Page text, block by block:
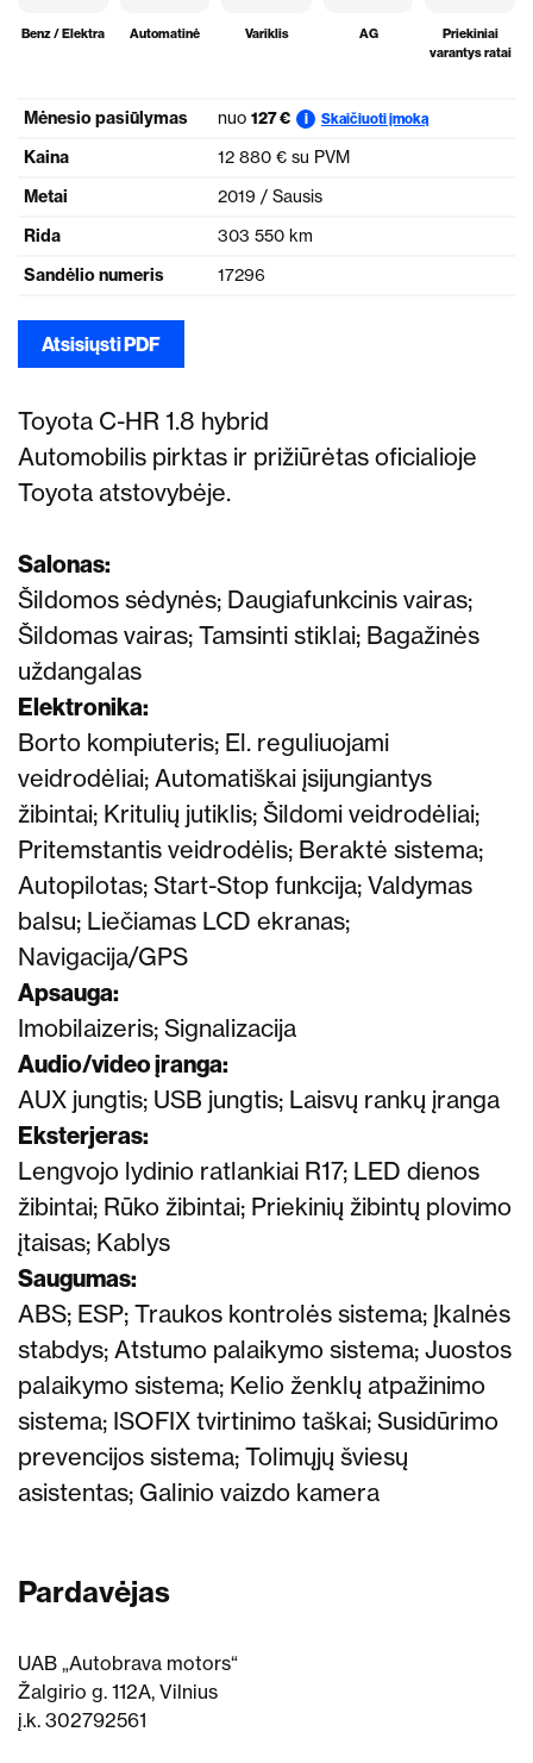
Benz / Elektra Automatinė Variklis AG
Priekiniai
varantys ratai
Mėnesio pasiūlymas nuo 127 € i Skaičiuoti įmoką
Kaina
12 880 € su PVM
Metai
2019 / Sausis
Rida
303 550 km
Sandėlio numeris
17296
Atsisiųsti PDF
Toyota C-HR 1.8 hybrid
Automobilis pirktas ir prižiūrėtas oficialioje
Toyota atstovybėje.
Salonas:
Šildomos sėdynės; Daugiafunkcinis vairas;
Šildomas vairas; Tamsinti stiklai; Bagažinės
uždangalas
Elektronika:
Borto kompiuteris; El. reguliuojami
veidrodėliai; Automatiškai įsijungiantys
žibintai; Kritulių jutiklis; Šildomi veidrodėliai;
Pritemstantis veidrodėlis; Beraktė sistema;
Autopilotas; Start-Stop funkcija; Valdymas
balsu; Liečiamas LCD ekranas;
Navigacija/GPS
Apsauga:
Imobilaizeris; Signalizacija
Audio/video įranga:
AUX jungtis; USB jungtis; Laisvų rankų įranga
Eksterjeras:
Lengvojo lydinio ratlankiai R17; LED dienos
žibintai; Rūko žibintai; Priekinių žibintų plovimo
įtaisas; Kablys
Saugumas:
ABS; ESP; Traukos kontrolės sistema; Įkalnės
stabdys; Atstumo palaikymo sistema; Juostos
palaikymo sistema; Kelio ženklų atpažinimo
sistema; ISOFIX tvirtinimo taškai; Susidūrimo
prevencijos sistema; Tolimųjų šviesų
asistentas; Galinio vaizdo kamera
Pardavėjas
UAB „Autobrava motors“
Žalgirio g. 112A, Vilnius
į.k. 302792561